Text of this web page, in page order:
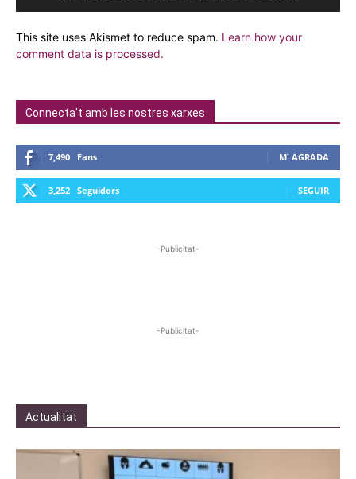
This site uses Akismet to reduce spam. Learn how your
comment data is processed.
Connecta't amb les nostres xarxes
7,490 Fans M' AGRADA
3,252 Seguidors SEGUIR
-Publicitat-
-Publicitat-
Actualitat